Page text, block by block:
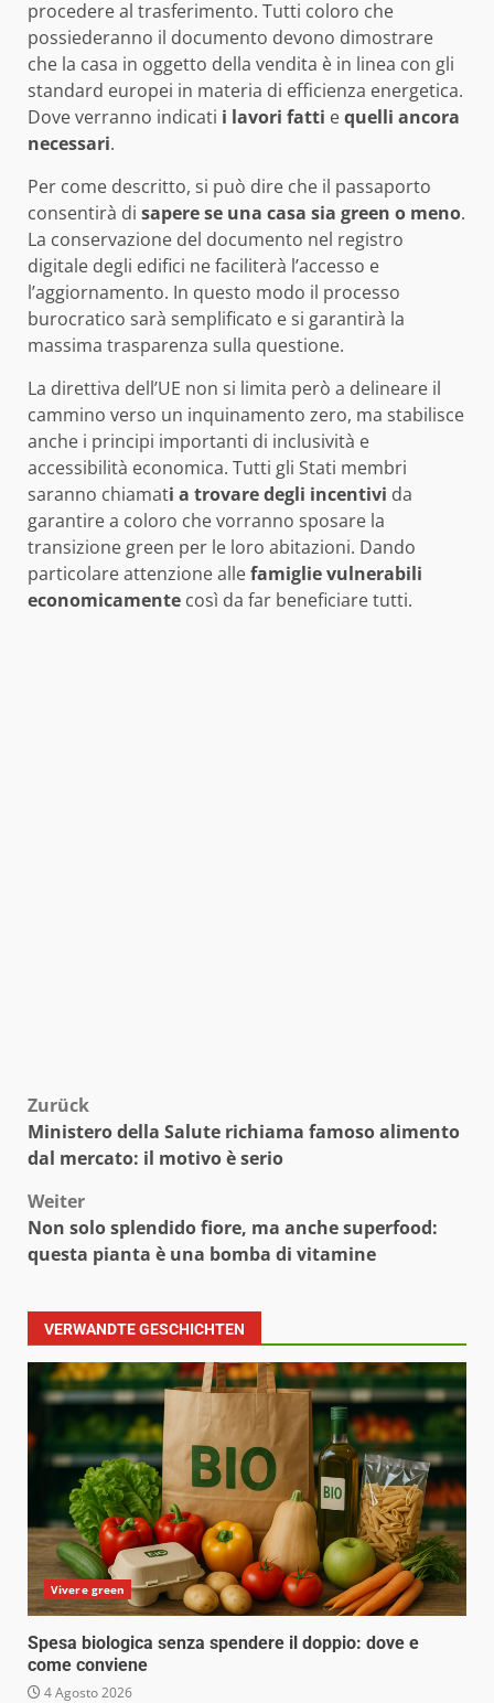
procedere al trasferimento. Tutti coloro che
possiederanno il documento devono dimostrare
che la casa in oggetto della vendita è in linea con gli
standard europei in materia di efficienza energetica.
Dove verranno indicati i lavori fatti equelli ancora
necessari.
Per come descritto, si può dire che il passaporto
consentirà di sapere se una casa sia green o meno.
La conservazione del documento nel registro
digitale degli edifici ne faciliterà l’accesso e
l’aggiornamento. In questo modo il processo
burocratico sarà semplificato e si garantirà la
massima trasparenza sulla questione.
La direttiva dell’UE non si limita però a delineare il
cammino verso un inquinamento zero, ma stabilisce
anche i principi importanti di inclusività e
accessibilità economica. Tutti gli Stati membri
saranno chiamati a trovare degli incentivi da
garantire a coloro che vorranno sposare la
transizione green per le loro abitazioni. Dando
particolare attenzione allefamiglie vulnerabili
economicamente così da far beneficiare tutti.
Beitragsnavigation
Zurück
Ministero della Salute richiama famoso alimento
dal mercato: il motivo è serio
Weiter
Non solo splendido fiore, ma anche superfood:
questa pianta è una bomba di vitamine
VERWANDTE GESCHICHTEN
Vivere green
Spesa biologica senza spendere il doppio: dove e
come conviene
4 Agosto 2026